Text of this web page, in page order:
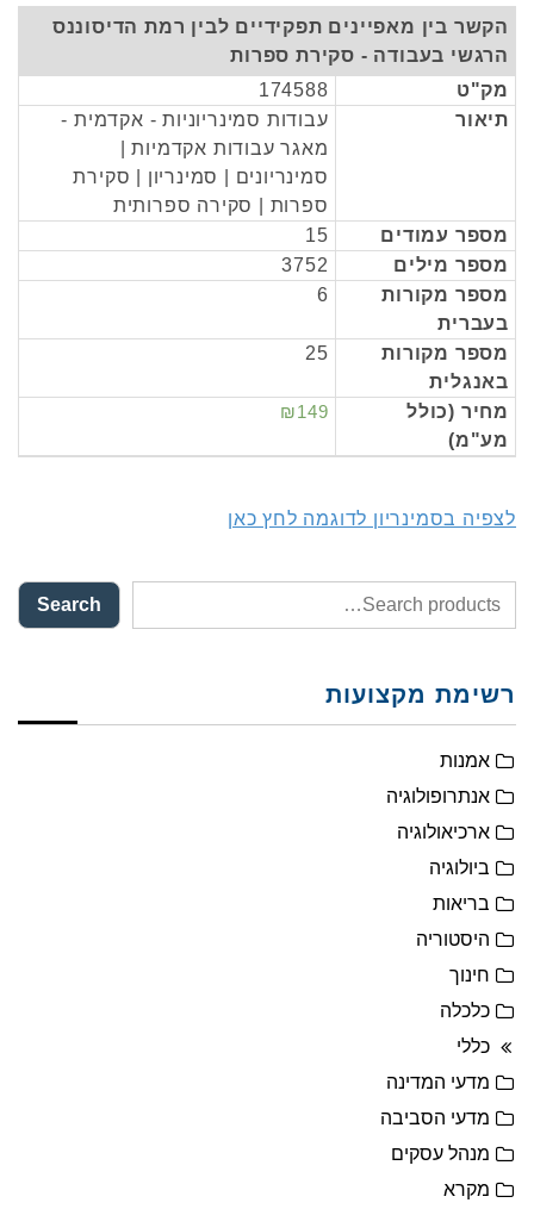
הקשר בין מאפיינים תפקידיים לבין רמת הדיסוננס
הרגשי בעבודה - סקירת ספרות
מק"ט
174588
תיאור
עבודות סמינריוניות - אקדמית -
מאגר עבודות אקדמיות |
סמינריונים | סמינריון | סקירת
ספרות | סקירה ספרותית
מספר עמודים
15
מספר מילים
3752
מספר מקורות
בעברית
6
מספר מקורות
באנגלית
25
מחיר (כולל
מע"מ)
₪149
לצפיה בסמינריון לדוגמה לחץ כאן
Search
רשימת מקצועות
אמנות
אנתרופולוגיה
ארכיאולוגיה
ביולוגיה
בריאות
היסטוריה
חינוך
כלכלה
כללי
מדעי המדינה
מדעי הסביבה
מנהל עסקים
מקרא